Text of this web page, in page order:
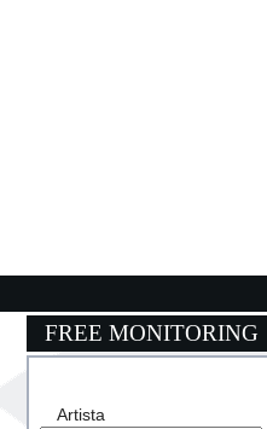
FREE MONITORING
Artista